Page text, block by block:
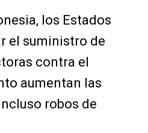
los Estados
el suministro de
contra el
aumentan las
robos de